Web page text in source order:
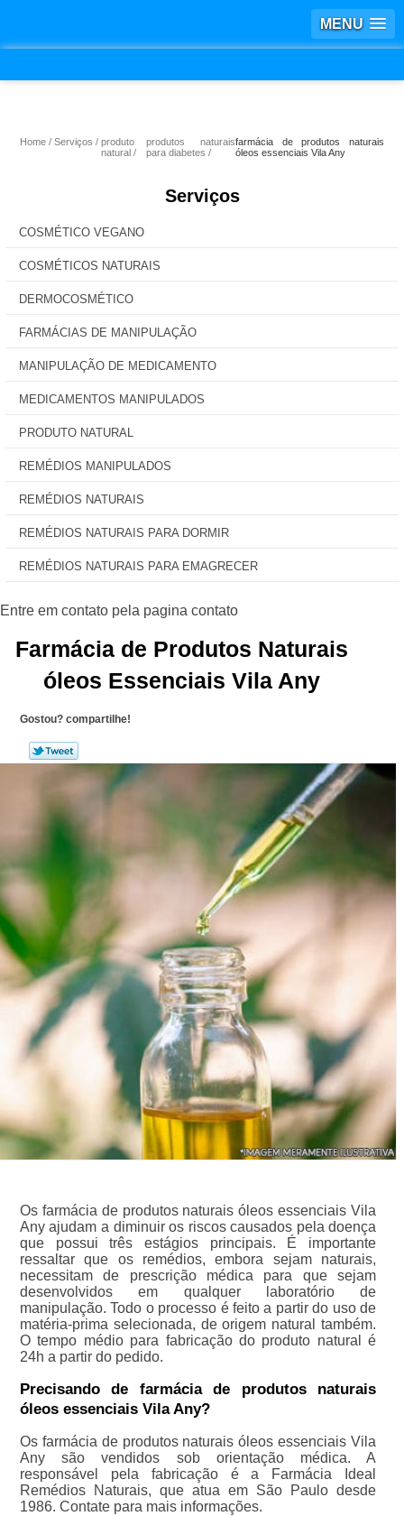
MENU
Home Serviços
produto
natural
produtos naturais
para diabetes
farmácia de produtos naturais
óleos essenciais Vila Any
Serviços
COSMÉTICO VEGANO
COSMÉTICOS NATURAIS
DERMOCOSMÉTICO
FARMÁCIAS DE MANIPULAÇÃO
MANIPULAÇÃO DE MEDICAMENTO
MEDICAMENTOS MANIPULADOS
PRODUTO NATURAL
REMÉDIOS MANIPULADOS
REMÉDIOS NATURAIS
REMÉDIOS NATURAIS PARA DORMIR
REMÉDIOS NATURAIS PARA EMAGRECER
Farmácia de Produtos Naturais
óleos Essenciais Vila Any
Gostou? compartilhe!
Os farmácia de produtos naturais óleos essenciais Vila
Any ajudam a diminuir os riscos causados pela doença
que possui três estágios principais. É importante
ressaltar que os remédios, embora sejam naturais,
necessitam de prescrição médica para que sejam
desenvolvidos em qualquer laboratório de
manipulação. Todo o processo é feito a partir do uso de
matéria-prima selecionada, de origem natural também.
O tempo médio para fabricação do produto natural é
24h a partir do pedido.
Precisando de farmácia de produtos naturais
óleos essenciais Vila Any?
Os farmácia de produtos naturais óleos essenciais Vila
Any são vendidos sob orientação médica. A
responsável pela fabricação é a Farmácia Ideal
Remédios Naturais, que atua em São Paulo desde
1986. Contate para mais informações.